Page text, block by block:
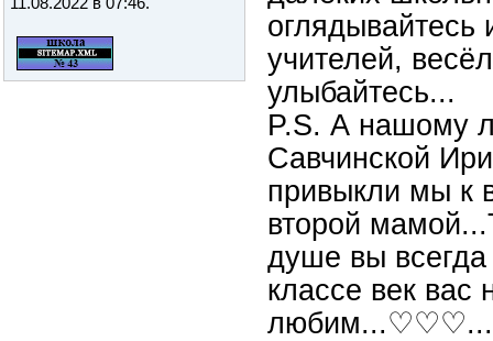
учителей,
улыбайтесь...
P.S. А нашому
Савчинской
привыкли мы к
второй
душе вы
классе век вас
любим...♡♡♡...